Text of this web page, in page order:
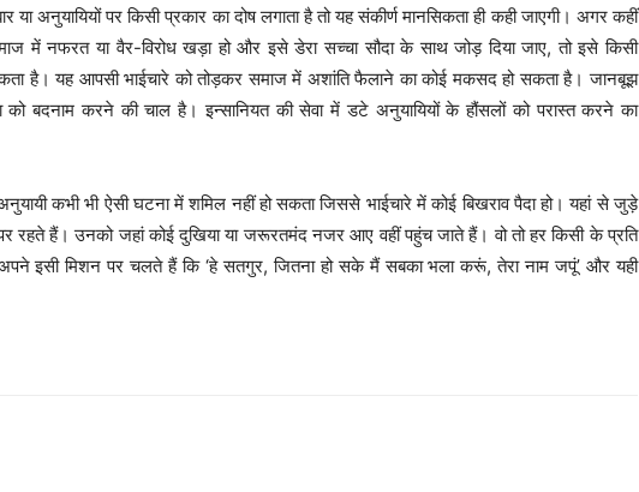
या अनुयायियों पर किसी प्रकार का दोष लगाता है तो यह संकीर्ण मानसिकता ही कही जाएगी। अगर कहीं
में नफरत या वैर-विरोध खड़ा हो और इसे डेरा सच्चा सौदा के साथ जोड़ दिया जाए, तो इसे किसी
है। यह आपसी भाईचारे को तोड़कर समाज में अशांति फैलाने का कोई मकसद हो सकता है। जानबूझ
बदनाम करने की चाल है। इन्सानियत की सेवा में डटे अनुयायियों के हौंसलों को परास्त करने का
कभी भी ऐसी घटना में शमिल नहीं हो सकता जिससे भाईचारे में कोई बिखराव पैदा हो। यहां से जुड़े
हैं। उनको जहां कोई दुखिया या जरूरतमंद नजर आए वहीं पहुंच जाते हैं। वो तो हर किसी के प्रति
इसी मिशन पर चलते हैं कि ‘हे सतगुर, जितना हो सके मैं सबका भला करूं, तेरा नाम जपूं’ और यही